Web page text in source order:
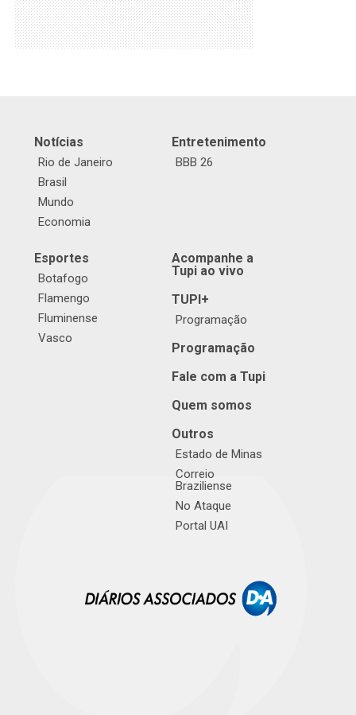
Notícias
Rio de Janeiro
Brasil
Mundo
Economia
Entretenimento
BBB 26
Esportes
Botafogo
Flamengo
Fluminense
Vasco
Acompanhe a
Tupi ao vivo
TUPI+
Programação
Programação
Fale com a Tupi
Quem somos
Outros
Estado de Minas
Correio
Braziliense
No Ataque
Portal UAI